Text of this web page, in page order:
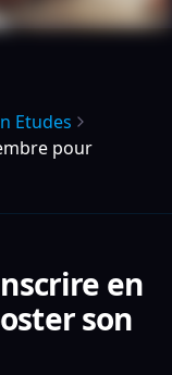
Etudes
pour
en
son